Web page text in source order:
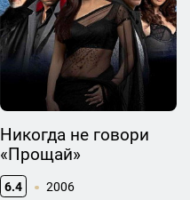
Никогда не говори
«Прощай»
6.4 2006